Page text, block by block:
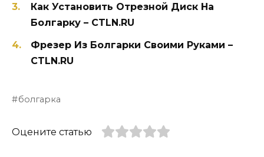
Как Установить Отрезной Диск На
Болгарку – CTLN.RU
Фрезер Из Болгарки Своими Руками –
CTLN.RU
болгарка
Оцените статью